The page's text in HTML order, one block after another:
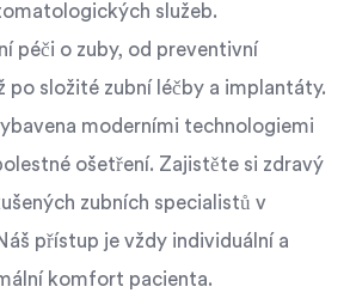
služeb.
péči o zuby, od preventivní
po složité zubní léčby a implantáty.
moderními technologiemi
ošetření. Zajistěte si zdravý
zubních specialistů v
přístup je vždy individuální a
komfort pacienta.